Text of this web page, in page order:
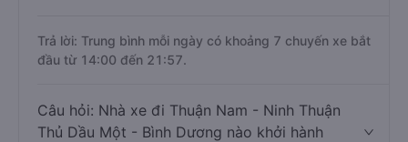
Trả lời: Trung bình mỗi ngày có khoảng 7 chuyến xe bắt
đầu từ 14:00 đến 21:57.
Câu hỏi: Nhà xe đi Thuận Nam - Ninh Thuận
Thủ Dầu Một - Bình Dương nào khởi hành